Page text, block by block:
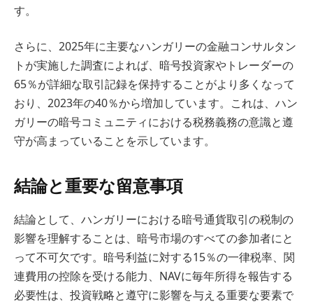
す。
さらに、2025年に主要なハンガリーの金融コンサルタン
トが実施した調査によれば、暗号投資家やトレーダーの
65％が詳細な取引記録を保持することがより多くなって
おり、2023年の40％から増加しています。これは、ハン
ガリーの暗号コミュニティにおける税務義務の意識と遵
守が高まっていることを示しています。
結論と重要な留意事項
結論として、ハンガリーにおける暗号通貨取引の税制の
影響を理解することは、暗号市場のすべての参加者にと
って不可欠です。暗号利益に対する15％の一律税率、関
連費用の控除を受ける能力、NAVに毎年所得を報告する
必要性は、投資戦略と遵守に影響を与える重要な要素で